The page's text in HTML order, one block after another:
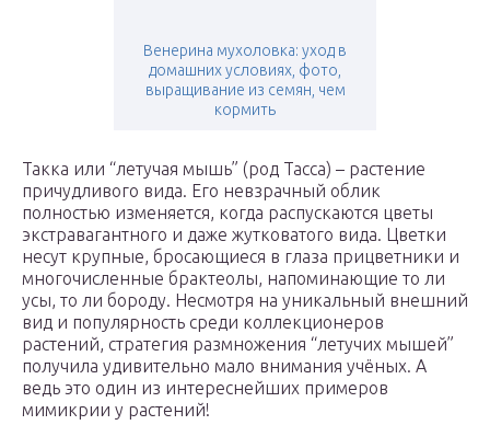
Венерина мухоловка: уход в
домашних условиях, фото,
выращивание из семян, чем
кормить
Такка или “летучая мышь” (род Tacca) – растение
причудливого вида. Его невзрачный облик
полностью изменяется, когда распускаются цветы
экстравагантного и даже жутковатого вида. Цветки
несут крупные, бросающиеся в глаза прицветники и
многочисленные брактеолы, напоминающие то ли
усы, то ли бороду. Несмотря на уникальный внешний
вид и популярность среди коллекционеров
растений, стратегия размножения “летучих мышей”
получила удивительно мало внимания учёных. А
ведь это один из интереснейших примеров
мимикрии у растений!